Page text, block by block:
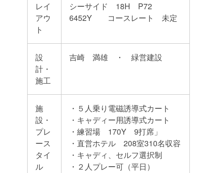
レイ
アウ
ト
シーサイド 18H P72
6452Y コースレート 未定
設
計・
施工
吉崎 満雄 ・ 緑営建設
施
設・
プレ
ース
タイ
ル
・５人乗り電磁誘導式カート
・キャディー用誘導式カート
・練習場 170Y 9打席」
・直営ホテル 208室310名収容
・キャディ、セルフ選択制
・２人プレー可（平日）